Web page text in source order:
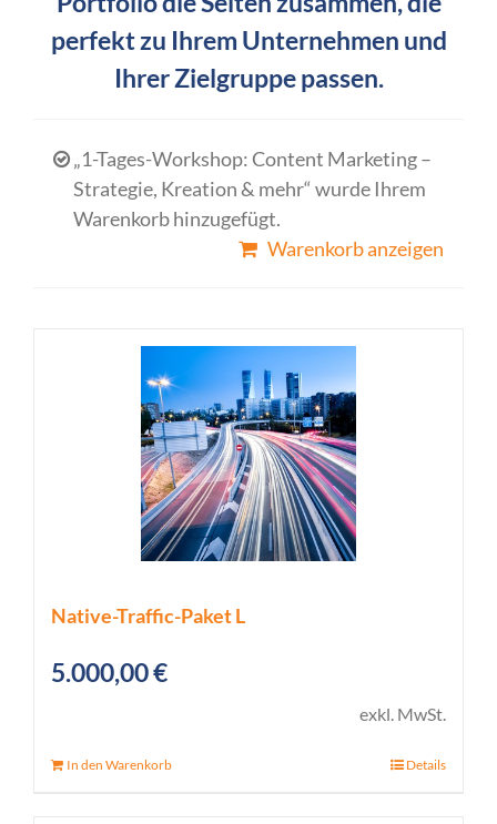
perfekt zu Ihrem Unternehmen und
Ihrer Zielgruppe passen.
„1-Tages-Workshop: Content Marketing –
Strategie, Kreation & mehr“ wurde Ihrem
Warenkorb hinzugefügt.
Warenkorb anzeigen
Native-Traffic-Paket L
5.000,00€
exkl. MwSt.
In den Warenkorb Details